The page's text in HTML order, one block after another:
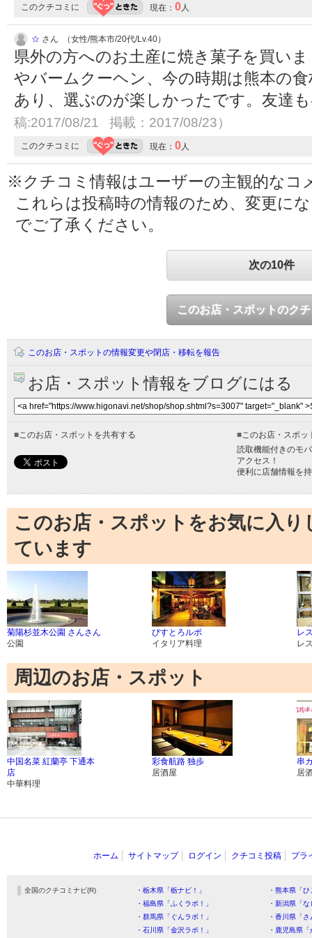
このクチコミに 現在： 0人
☆ さん （女性/熊本市/20代/Lv.40）
県外の方へのお土産に焼き菓子を買い
やバームクーヘン、今の時期は熊本の
あり、選ぶのが楽しかったです。友達
稿:2017/08/21 掲載：2017/08/23）
このクチコミに 現在： 0人
※クチコミ情報はユーザーの主観的なコ
これらは投稿時の情報のため、変更に
でご了承ください。
次の10件
このお店・スポットのク
このお店・スポットの情報変更や閉店・移転を報告
お店・スポット情報をブログにはる
■このお店・スポットを共有する ■このお店・スポッ
読取機能付きのモ
アクセス！
便利に店舗情報を
このお店・スポットをお気に入
ています
菊陽杉並木公園 さんさん
公園
びすとろルポ
イタリア料理
レ
レ
周辺のお店・スポット
中国名菜 紅蘭亭 下通本
店
中華料理
彩食航路 独歩
居酒屋
串
居
ホーム サイトマップ ログイン クチコミ投稿 プラ
全国のクチコミナビ(R) ・栃木県「栃ナビ！」
・熊本県「
・福島県「ふくラボ！」
・新潟県「
・群馬県「ぐんラボ！」
・香川県「
・石川県「金沢ラボ！」
・鹿児島県